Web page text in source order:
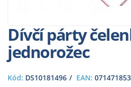
Dívčí párty
jednorožec
Kód: DS10181496 EAN: